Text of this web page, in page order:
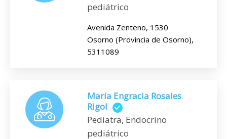
pediátrico
Avenida Zenteno, 1530
Osorno (Provincia de Osorno),
5311089
María Engracia Rosales
Rigol
Pediatra, Endocrino
pediátrico